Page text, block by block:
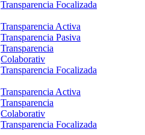
Transparencia Focalizada
Transparencia Activa
Transparencia Pasiva
Transparencia
Colaborativ
Transparencia Focalizada
Transparencia Activa
Transparencia
Colaborativ
Transparencia Focalizada